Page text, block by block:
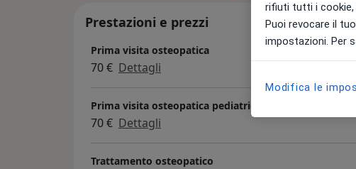
Prestazioni e prezzi
Prima visita osteopatica
70 € Dettagli
Prima visita osteopatica pediatrica
70 € Dettagli
Trattamento osteopatico
rifiuti tutti i cookie,
Puoi revocare il
impostazioni. Per
Modifica le